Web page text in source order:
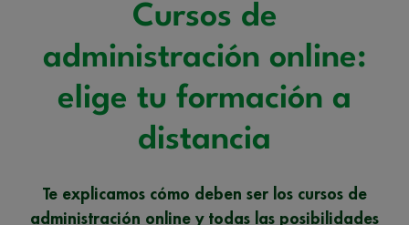
Cursos de
administración online:
elige tu formación a
distancia
Te explicamos cómo deben ser los cursos de
administración online y todas las posibilidades